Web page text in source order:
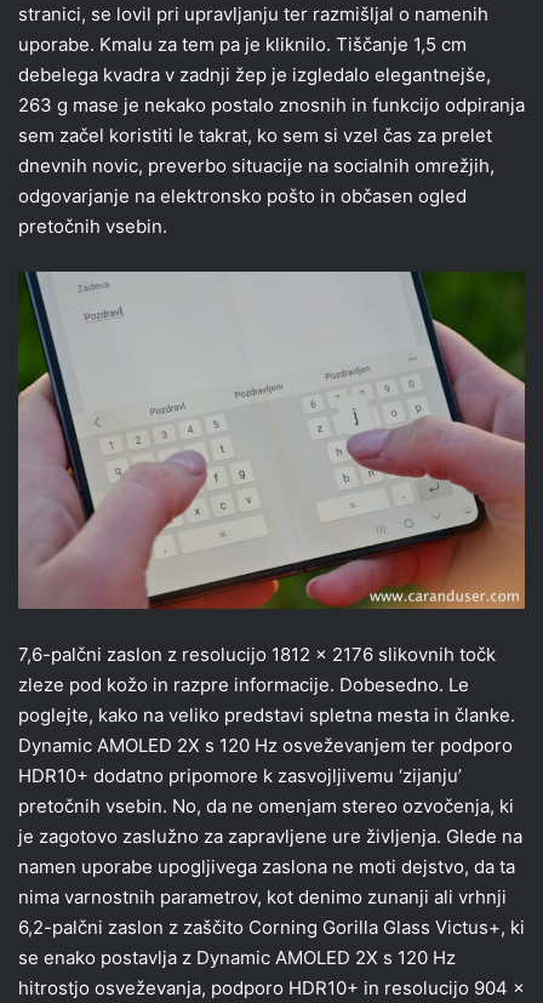
stranici, se lovil pri upravljanju ter razmišljal o namenih
uporabe. Kmalu za tem pa je kliknilo. Tiščanje 1,5 cm
debelega kvadra v zadnji žep je izgledalo elegantnejše,
263 g mase je nekako postalo znosnih in funkcijo odpiranja
sem začel koristiti le takrat, ko sem si vzel čas za prelet
dnevnih novic, preverbo situacije na socialnih omrežjih,
odgovarjanje na elektronsko pošto in občasen ogled
pretočnih vsebin.
7,6-palčni zaslon z resolucijo 1812 x 2176 slikovnih točk
zleze pod kožo in razpre informacije. Dobesedno. Le
poglejte, kako na veliko predstavi spletna mesta in članke.
Dynamic AMOLED 2X s 120 Hz osveževanjem ter podporo
HDR10+ dodatno pripomore k zasvojljivemu ‘zijanju’
pretočnih vsebin. No, da ne omenjam stereo ozvočenja, ki
je zagotovo zaslužno za zapravljene ure življenja. Glede na
namen uporabe upogljivega zaslona ne moti dejstvo, da ta
nima varnostnih parametrov, kot denimo zunanji ali vrhnji
6,2-palčni zaslon z zaščito Corning Gorilla Glass Victus+, ki
se enako postavlja z Dynamic AMOLED 2X s 120 Hz
hitrostjo osveževanja, podporo HDR10+ in resolucijo 904 x